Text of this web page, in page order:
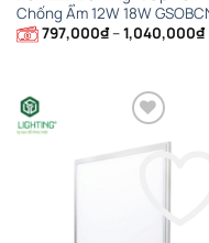
Chống Ẩm 12W 18W
797,000₫–1,040,000₫